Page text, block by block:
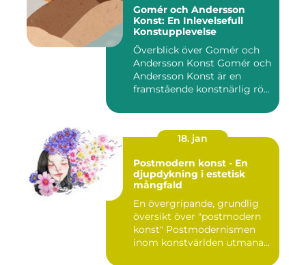
Gomér och Andersson
Konst: En Inlevelsefull
Konstupplevelse
Överblick över Gomér och
Andersson Konst Gomér och
Andersson Konst är en
framstående konstnärlig rö...
18. jan
Postmodern konst - En
djupdykning i estetisk
mångfald
En övergripande, grundlig
översikt över "postmodern
konst" Postmodernismen
inom konstvärlden utmana...